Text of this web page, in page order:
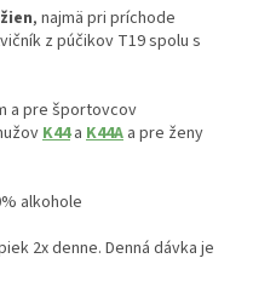
, najmä pri príchode
z púčikov T19 spolu s
a pre športovcov
K44a K44A a pre ženy
alkohole
2x denne. Denná dávka je